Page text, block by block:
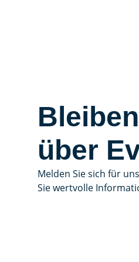
über
Melden Sie sich für
Sie wertvolle